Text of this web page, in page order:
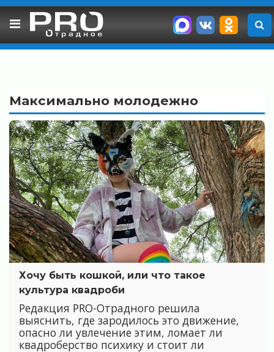
Skip
Максимально молодежно
Хочу быть кошкой, или что такое
культура квадроби
Редакция PRO-Отрадного решила
выяснить, где зародилось это движение,
опасно ли увлечение этим, ломает ли
квадроберство психику и стоит ли